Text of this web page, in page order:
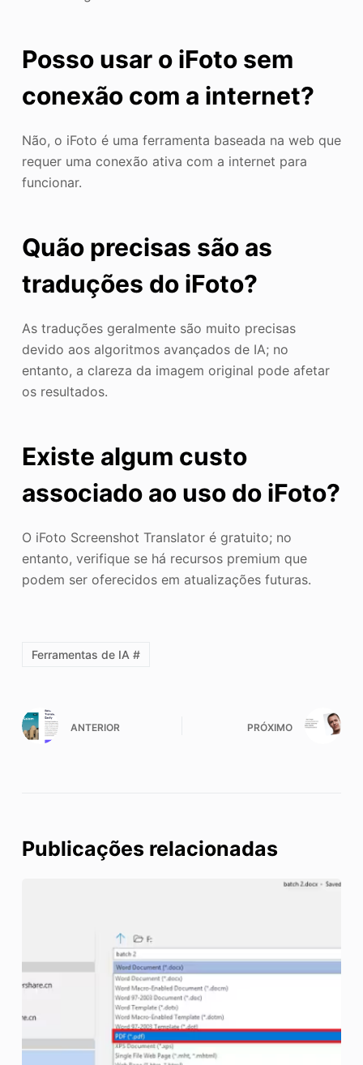
Posso usar o iFoto sem
conexão com a internet?
Não, o iFoto é uma ferramenta baseada na web que
requer uma conexão ativa com a internet para
funcionar.
Quão precisas são as
traduções do iFoto?
As traduções geralmente são muito precisas
devido aos algoritmos avançados de IA; no
entanto, a clareza da imagem original pode afetar
os resultados.
Existe algum custo
associado ao uso do iFoto?
O iFoto Screenshot Translator é gratuito; no
entanto, verifique se há recursos premium que
podem ser oferecidos em atualizações futuras.
Ferramentas de IA #
ANTERIOR PRÓXIMO
Publicações relacionadas